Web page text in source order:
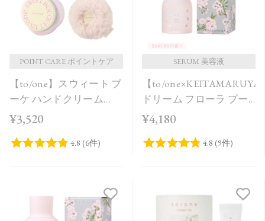
POINT CARE ポイントケア
【to/one】スウィート ブ
ーケ ハンドクリーム
［S,F］＜限定品＞
¥3,520
SERUM 美容液
【to/
ドリーム フローラ ブー
スター セラム SAKURA
¥4,180